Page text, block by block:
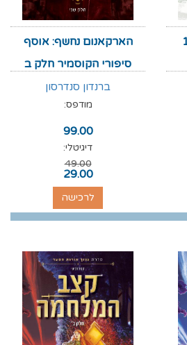
הארקאנום נחשף: אוסף
סיפורי הקוסמיר חלק ב
ברנדון סנדרסון
מודפס:
99.00
דיגיטלי:
49.00
29.00
לרכישה